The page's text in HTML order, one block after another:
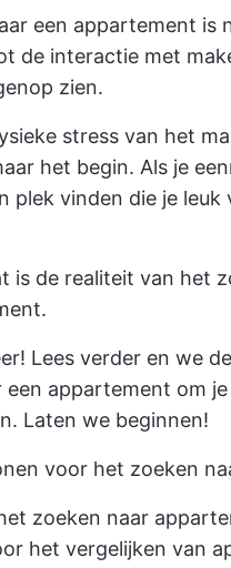
een appartement is
de interactie met
zien.
stress van het
het begin. Als je
plek vinden die je
is de realiteit van het
Lees verder en we
een appartement om
Laten we beginnen!
voor het zoeken
zoeken naar
het vergelijken van